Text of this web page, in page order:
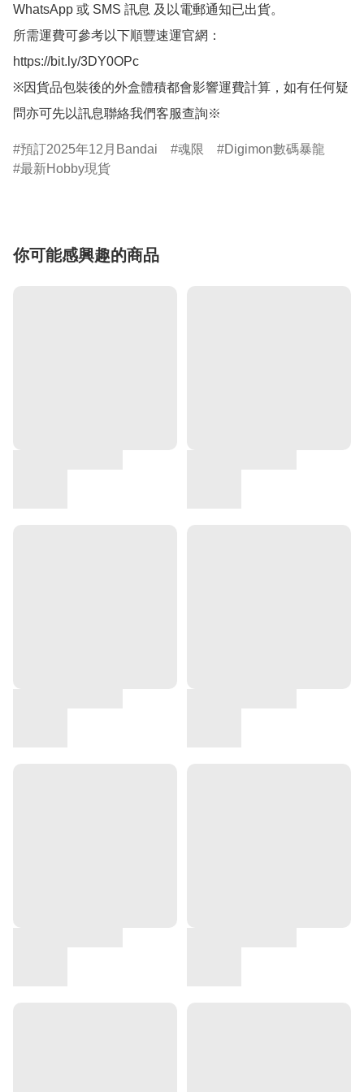
WhatsApp 或 SMS 訊息 及以電郵通知已出貨。
所需運費可參考以下順豐速運官網：
https://bit.ly/3DY0OPc
※因貨品包裝後的外盒體積都會影響運費計算，如有任何疑
問亦可先以訊息聯絡我們客服查詢※
預訂2025年12月Bandai 魂限
Digimon數碼暴龍
最新Hobby現貨
你可能感興趣的商品